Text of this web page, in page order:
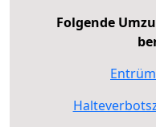
Folgende